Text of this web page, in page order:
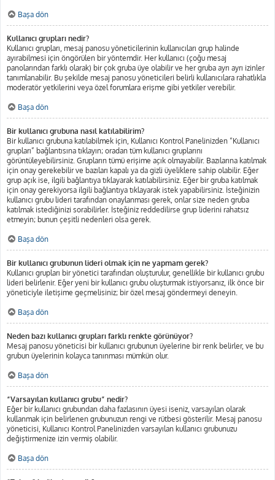
Başa dön
Kullanıcı grupları nedir?
Kullanıcı grupları, mesaj panosu yöneticilerinin kullanıcıları grup halinde
ayırabilmesi için öngörülen bir yöntemdir. Her kullanıcı (çoğu mesaj
panolarından farklı olarak) bir çok gruba üye olabilir ve her gruba ayrı ayrı izinler
tanımlanabilir. Bu şekilde mesaj panosu yöneticileri belirli kullanıcılara rahatlıkla
moderatör yetkilerini veya özel forumlara erişme gibi yetkiler verebilir.
Başa dön
Bir kullanıcı grubuna nasıl katılabilirim?
Bir kullanıcı grubuna katılabilmek için, Kullanıcı Kontrol Panelinizden “Kullanıcı
grupları” bağlantısına tıklayın; oradan tüm kullanıcı gruplarını
görüntüleyebilirsiniz. Grupların tümü erişime açık olmayabilir. Bazılarına katılmak
için onay gerekebilir ve bazıları kapalı ya da gizli üyeliklere sahip olabilir. Eğer
grup açık ise, ilgili bağlantıya tıklayarak katılabilirsiniz. Eğer bir gruba katılmak
için onay gerekiyorsa ilgili bağlantıya tıklayarak istek yapabilirsiniz. İsteğinizin
kullanıcı grubu lideri tarafından onaylanması gerek, onlar size neden gruba
katılmak istediğinizi sorabilirler. İsteğiniz reddedilirse grup liderini rahatsız
etmeyin; bunun çeşitli nedenleri olsa gerek.
Başa dön
Bir kullanıcı grubunun lideri olmak için ne yapmam gerek?
Kullanıcı grupları bir yönetici tarafından oluşturulur, genellikle bir kullanıcı grubu
lideri belirlenir. Eğer yeni bir kullanıcı grubu oluşturmak istiyorsanız, ilk önce bir
yöneticiyle iletişime geçmelisiniz; bir özel mesaj göndermeyi deneyin.
Başa dön
Neden bazı kullanıcı grupları farklı renkte görünüyor?
Mesaj panosu yöneticisi bir kullanıcı grubunun üyelerine bir renk belirler, ve bu
grubun üyelerinin kolayca tanınması mümkün olur.
Başa dön
“Varsayılan kullanıcı grubu” nedir?
Eğer bir kullanıcı grubundan daha fazlasının üyesi iseniz, varsayılan olarak
kullanmak için belirlenen grubunuzun rengi ve rütbesi gösterilir. Mesaj panosu
yöneticisi, Kullanıcı Kontrol Panelinizden varsayılan kullanıcı grubunuzu
değiştirmenize izin vermiş olabilir.
Başa dön